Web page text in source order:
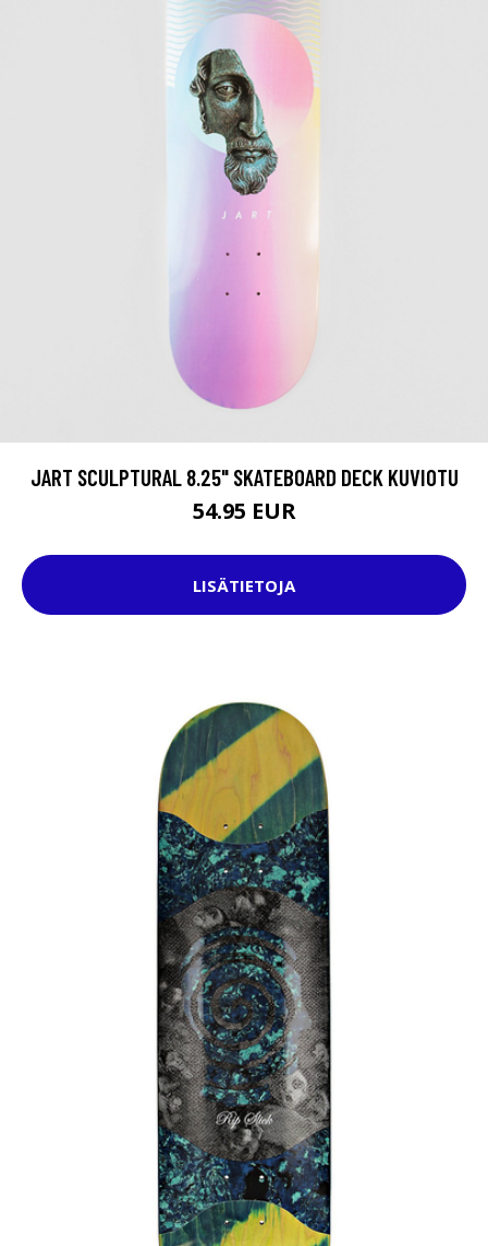
JART SCULPTURAL 8.25" SKATEBOARD DECK KUVIOTU
54.95 EUR
LISÄTIETOJA